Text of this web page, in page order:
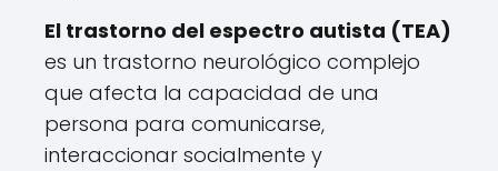
El trastorno del espectro autista (TEA)
es un trastorno neurológico complejo
que afecta la capacidad de una
persona para comunicarse,
interaccionar socialmente y